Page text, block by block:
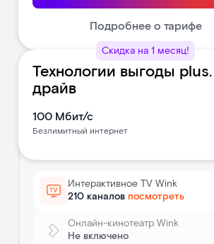
Подробнее о тарифе
Скидка на 1 месяц!
Технологии выгоды
драйв
100 Мбит/с
Безлимитный интернет
Интерактивное TV Wink
210 каналов посмотреть
Онлайн-кинотеатр Wink
Не включено